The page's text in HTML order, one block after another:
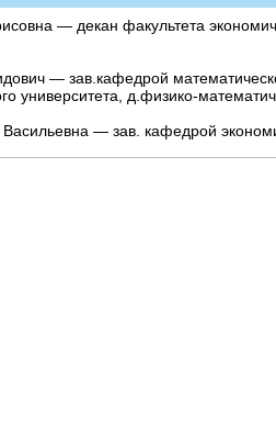
— декан факультета
— зав.кафедрой
университета, д.физико-
— зав. кафедрой